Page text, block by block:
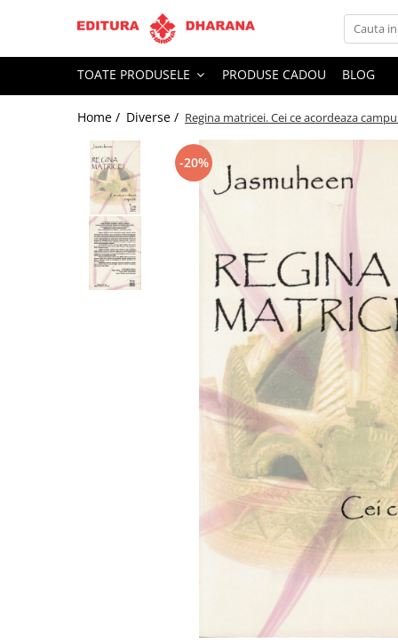
Toate Produsele
CARTI EDITURA DHARANA
OFERTE LA PACHET
Carti cu AUTOGRAF
Dezvoltare personala
TOATE PRODUSELE PRODUSE CADOU BLOG
Home / Diverse / Regina matricei. Cei ce acordeaza
-20%